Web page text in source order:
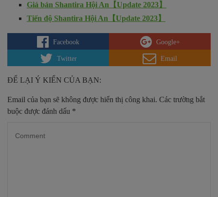
Giá bán Shantira Hội An【Update 2023】
Tiến độ Shantira Hội An【Update 2023】
Facebook Google+
Twitter Email
ĐỂ LẠI Ý KIẾN CỦA BẠN:
Email của bạn sẽ không được hiển thị công khai. Các trường bắt
buộc được đánh dấu *